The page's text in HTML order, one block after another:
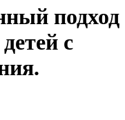
подход
с